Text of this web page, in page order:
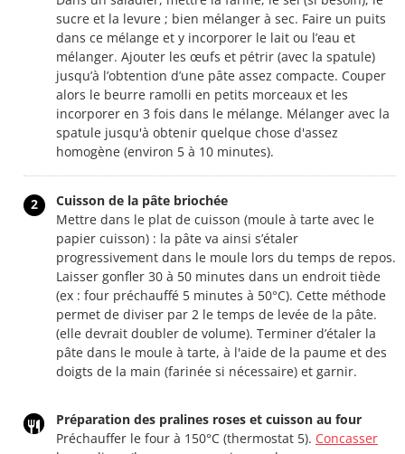
sucre et la levure ; bien mélanger à sec. Faire un puits
dans ce mélange et y incorporer le lait ou l’eau et
mélanger. Ajouter les œufs et pétrir (avec la spatule)
jusqu’à l’obtention d’une pâte assez compacte. Couper
alors le beurre ramolli en petits morceaux et les
incorporer en 3 fois dans le mélange. Mélanger avec la
spatule jusqu'à obtenir quelque chose d'assez
homogène (environ 5 à 10 minutes).
2
Cuisson de la pâte briochée
Mettre dans le plat de cuisson (moule à tarte avec le
papier cuisson) : la pâte va ainsi s’étaler
progressivement dans le moule lors du temps de repos.
Laisser gonfler 30 à 50 minutes dans un endroit tiède
(ex : four préchauffé 5 minutes à 50°C). Cette méthode
permet de diviser par 2 le temps de levée de la pâte.
(elle devrait doubler de volume). Terminer d’étaler la
pâte dans le moule à tarte, à l'aide de la paume et des
doigts de la main (farinée si nécessaire) et garnir.
Préparation des pralines roses et cuisson au four
Préchauffer le four à 150°C (thermostat 5). Concasser